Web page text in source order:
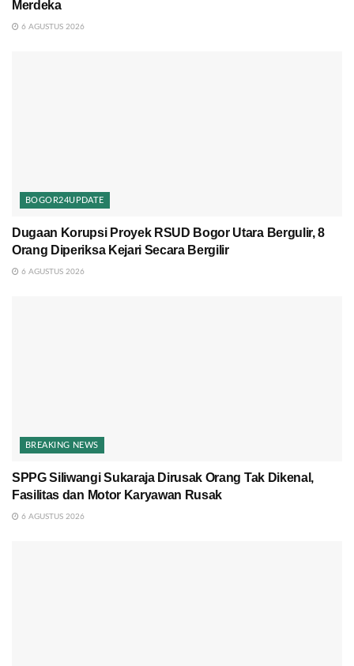
Merdeka
6 AGUSTUS 2026
BOGOR24UPDATE
Dugaan Korupsi Proyek RSUD Bogor Utara Bergulir, 8
Orang Diperiksa Kejari Secara Bergilir
6 AGUSTUS 2026
BREAKING NEWS
SPPG Siliwangi Sukaraja Dirusak Orang Tak Dikenal,
Fasilitas dan Motor Karyawan Rusak
6 AGUSTUS 2026